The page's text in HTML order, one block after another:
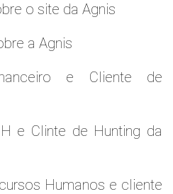
o site da Agnis
a Agnis
e Cliente de
e Clinte de Hunting da
Humanos e cliente